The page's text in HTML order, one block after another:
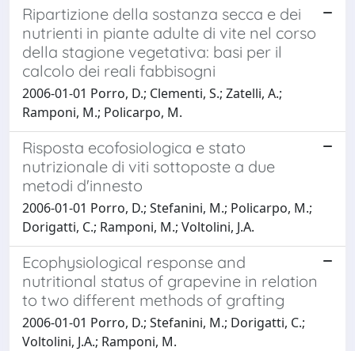
Ripartizione della sostanza secca e dei
nutrienti in piante adulte di vite nel corso
della stagione vegetativa: basi per il
calcolo dei reali fabbisogni
2006-01-01 Porro, D.; Clementi, S.; Zatelli, A.;
Ramponi, M.; Policarpo, M.
Risposta ecofosiologica e stato
nutrizionale di viti sottoposte a due
metodi d'innesto
2006-01-01 Porro, D.; Stefanini, M.; Policarpo, M.;
Dorigatti, C.; Ramponi, M.; Voltolini, J.A.
Ecophysiological response and
nutritional status of grapevine in relation
to two different methods of grafting
2006-01-01 Porro, D.; Stefanini, M.; Dorigatti, C.;
Voltolini, J.A.; Ramponi, M.